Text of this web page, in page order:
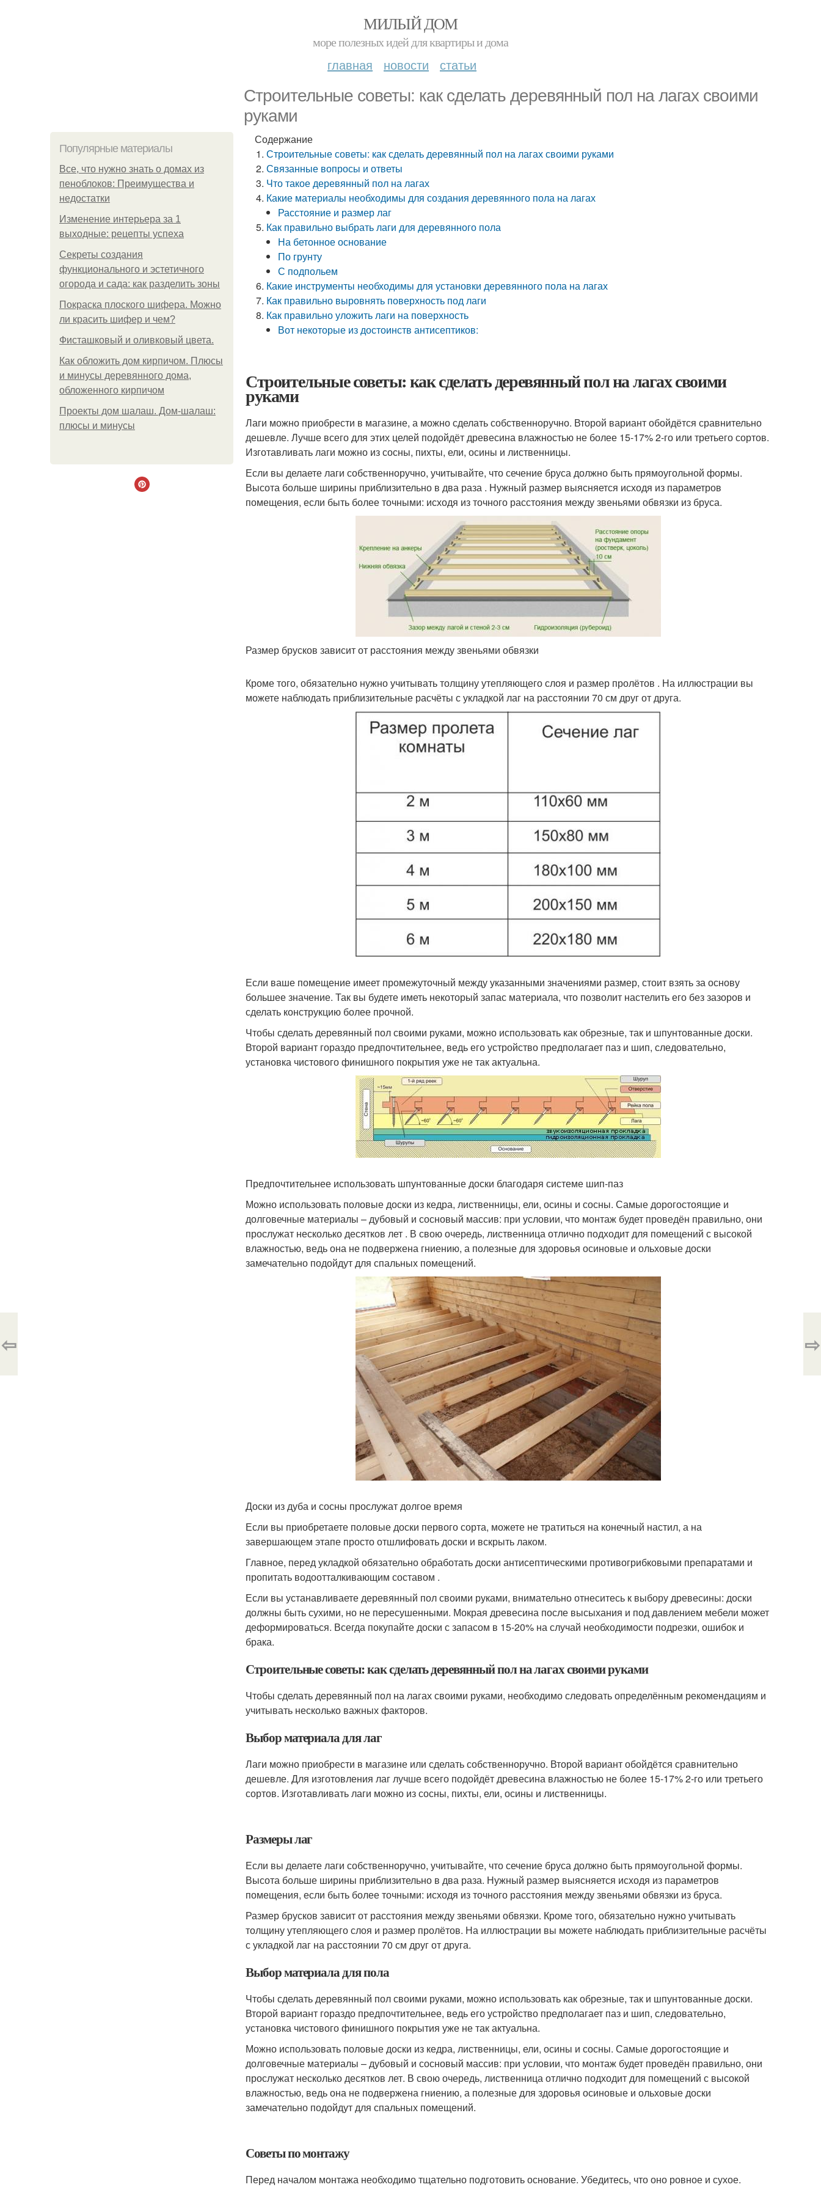
МИЛЫЙ ДОМ
море полезных идей для квартиры и дома
главная новости статьи
Строительные советы: как сделать деревянный пол на лагах своими
руками
Популярные материалы
Все, что нужно знать о домах из
пеноблоков: Преимущества и
недостатки
Изменение интерьера за 1
выходные: рецепты успеха
Секреты создания
функционального и эстетичного
огорода и сада: как разделить зоны
Покраска плоского шифера. Можно
ли красить шифер и чем?
Фисташковый и оливковый цвета.
Как обложить дом кирпичом. Плюсы
и минусы деревянного дома,
обложенного кирпичом
Проекты дом шалаш. Дом-шалаш:
плюсы и минусы
Содержание
Строительные советы: как сделать деревянный пол на лагах своими руками
Связанные вопросы и ответы
Что такое деревянный пол на лагах
Какие материалы необходимы для создания деревянного пола на лагах
Расстояние и размер лаг
Как правильно выбрать лаги для деревянного пола
На бетонное основание
По грунту
С подпольем
Какие инструменты необходимы для установки деревянного пола на лагах
Как правильно выровнять поверхность под лаги
Как правильно уложить лаги на поверхность
Вот некоторые из достоинств антисептиков:
Строительные советы: как сделать деревянный пол на лагах своими
руками
Лаги можно приобрести в магазине, а можно сделать собственноручно. Второй вариант обойдётся сравнительно
дешевле. Лучше всего для этих целей подойдёт древесина влажностью не более 15-17% 2-го или третьего сортов.
Изготавливать лаги можно из сосны, пихты, ели, осины и лиственницы.
Если вы делаете лаги собственноручно, учитывайте, что сечение бруса должно быть прямоугольной формы.
Высота больше ширины приблизительно в два раза . Нужный размер выясняется исходя из параметров
помещения, если быть более точными: исходя из точного расстояния между звеньями обвязки из бруса.
Размер брусков зависит от расстояния между звеньями обвязки
Кроме того, обязательно нужно учитывать толщину утепляющего слоя и размер пролётов . На иллюстрации вы
можете наблюдать приблизительные расчёты с укладкой лаг на расстоянии 70 см друг от друга.
Если ваше помещение имеет промежуточный между указанными значениями размер, стоит взять за основу
большее значение. Так вы будете иметь некоторый запас материала, что позволит настелить его без зазоров и
сделать конструкцию более прочной.
Чтобы сделать деревянный пол своими руками, можно использовать как обрезные, так и шпунтованные доски.
Второй вариант гораздо предпочтительнее, ведь его устройство предполагает паз и шип, следовательно,
установка чистового финишного покрытия уже не так актуальна.
Предпочтительнее использовать шпунтованные доски благодаря системе шип-паз
Можно использовать половые доски из кедра, лиственницы, ели, осины и сосны. Самые дорогостоящие и
долговечные материалы – дубовый и сосновый массив: при условии, что монтаж будет проведён правильно, они
прослужат несколько десятков лет . В свою очередь, лиственница отлично подходит для помещений с высокой
влажностью, ведь она не подвержена гниению, а полезные для здоровья осиновые и ольховые доски
замечательно подойдут для спальных помещений.
Доски из дуба и сосны прослужат долгое время
Если вы приобретаете половые доски первого сорта, можете не тратиться на конечный настил, а на
завершающем этапе просто отшлифовать доски и вскрыть лаком.
Главное, перед укладкой обязательно обработать доски антисептическими противогрибковыми препаратами и
пропитать водоотталкивающим составом .
Если вы устанавливаете деревянный пол своими руками, внимательно отнеситесь к выбору древесины: доски
должны быть сухими, но не пересушенными. Мокрая древесина после высыхания и под давлением мебели может
деформироваться. Всегда покупайте доски с запасом в 15-20% на случай необходимости подрезки, ошибок и
брака.
Строительные советы: как сделать деревянный пол на лагах своими руками
Чтобы сделать деревянный пол на лагах своими руками, необходимо следовать определённым рекомендациям и
учитывать несколько важных факторов.
Выбор материала для лаг
Лаги можно приобрести в магазине или сделать собственноручно. Второй вариант обойдётся сравнительно
дешевле. Для изготовления лаг лучше всего подойдёт древесина влажностью не более 15-17% 2-го или третьего
сортов. Изготавливать лаги можно из сосны, пихты, ели, осины и лиственницы.
Размеры лаг
Если вы делаете лаги собственноручно, учитывайте, что сечение бруса должно быть прямоугольной формы.
Высота больше ширины приблизительно в два раза. Нужный размер выясняется исходя из параметров
помещения, если быть более точными: исходя из точного расстояния между звеньями обвязки из бруса.
Размер брусков зависит от расстояния между звеньями обвязки. Кроме того, обязательно нужно учитывать
толщину утепляющего слоя и размер пролётов. На иллюстрации вы можете наблюдать приблизительные расчёты
с укладкой лаг на расстоянии 70 см друг от друга.
Выбор материала для пола
Чтобы сделать деревянный пол своими руками, можно использовать как обрезные, так и шпунтованные доски.
Второй вариант гораздо предпочтительнее, ведь его устройство предполагает паз и шип, следовательно,
установка чистового финишного покрытия уже не так актуальна.
Можно использовать половые доски из кедра, лиственницы, ели, осины и сосны. Самые дорогостоящие и
долговечные материалы – дубовый и сосновый массив: при условии, что монтаж будет проведён правильно, они
прослужат несколько десятков лет. В свою очередь, лиственница отлично подходит для помещений с высокой
влажностью, ведь она не подвержена гниению, а полезные для здоровья осиновые и ольховые доски
замечательно подойдут для спальных помещений.
Советы по монтажу
Перед началом монтажа необходимо тщательно подготовить основание. Убедитесь, что оно ровное и сухое.
⇦ ⇨